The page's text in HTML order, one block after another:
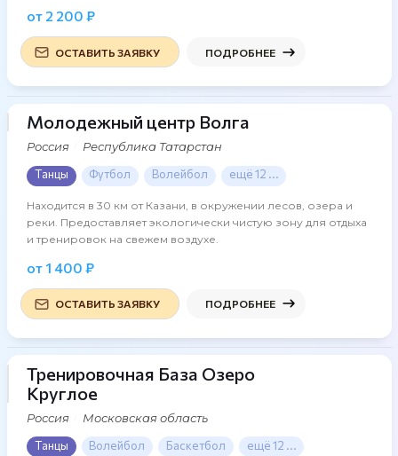
ОСТАВИТЬ ЗАЯВКУ ПОДРОБНЕЕ
от 2 200 ₽
Молодежный центр Волга
Россия
Республика Татарстан
Танцы
Футбол Волейбол ещё 12 ...
Находится в 30 км от Казани, в окружении лесов, озера и
реки. Предоставляет экологически чистую зону для отдыха
и тренировок на свежем воздухе.
ОСТАВИТЬ ЗАЯВКУ ПОДРОБНЕЕ
от 1 400 ₽
42 фото
Тренировочная База Озеро
Круглое
Россия
Московская область
Танцы
Волейбол Баскетбол ещё 12 ...
10 фото